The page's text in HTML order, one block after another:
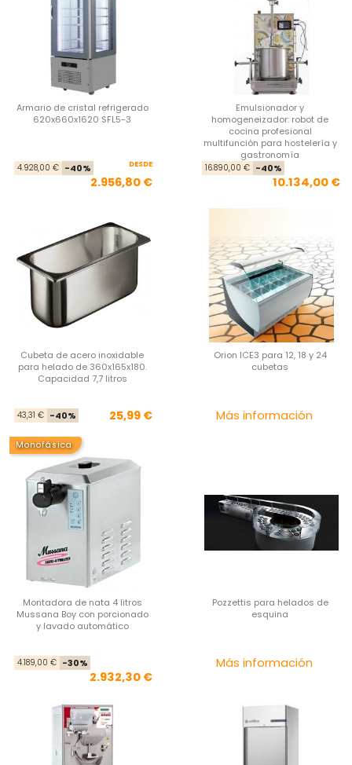
Armario de cristal refrigerado
620x660x1620 SFL5-3
Precio base
4.928,00 € -40% Precio
DESDE
2.956,80 €
Emulsionador y
homogeneizador: robot de
cocina profesional
multifunción para hostelería y
gastronomía
16.890,00 € -40%
10.134,00 €
Cubeta de acero inoxidable
para helado de 360x165x180.
Capacidad 7,7 litros
Precio base
43,31 € -40% Precio
25,99 €
Orion ICE3 para 12, 18 y 24
cubetas
Más información
Monofásica
Montadora de nata 4 litros
Mussana Boy con porcionado
y lavado automático
4.189,00 € -30%
2.932,30 €
Pozzettis para helados de
esquina
Más información